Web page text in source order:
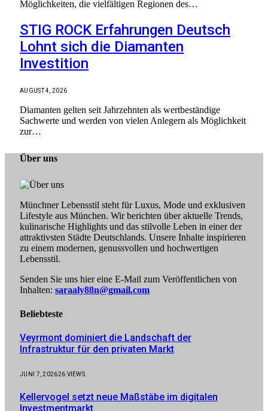
Möglichkeiten, die vielfältigen Regionen des…
STIG ROCK Erfahrungen Deutsch
Lohnt sich die Diamanten
Investition
AUGUST 4, 2026
Diamanten gelten seit Jahrzehnten als wertbeständige
Sachwerte und werden von vielen Anlegern als Möglichkeit
zur…
Über uns
Münchner Lebensstil steht für Luxus, Mode und exklusiven
Lifestyle aus München. Wir berichten über aktuelle Trends,
kulinarische Highlights und das stilvolle Leben in einer der
attraktivsten Städte Deutschlands. Unsere Inhalte inspirieren
zu einem modernen, genussvollen und hochwertigen
Lebensstil.
Senden Sie uns hier eine E-Mail zum Veröffentlichen von
Inhalten: saraaly88n@gmail.com
Beliebteste
Veyrmont dominiert die Landschaft der
Infrastruktur für den privaten Markt
JUNI 7, 202626 VIEWS
Kellervogel setzt neue Maßstäbe im digitalen
Investmentmarkt